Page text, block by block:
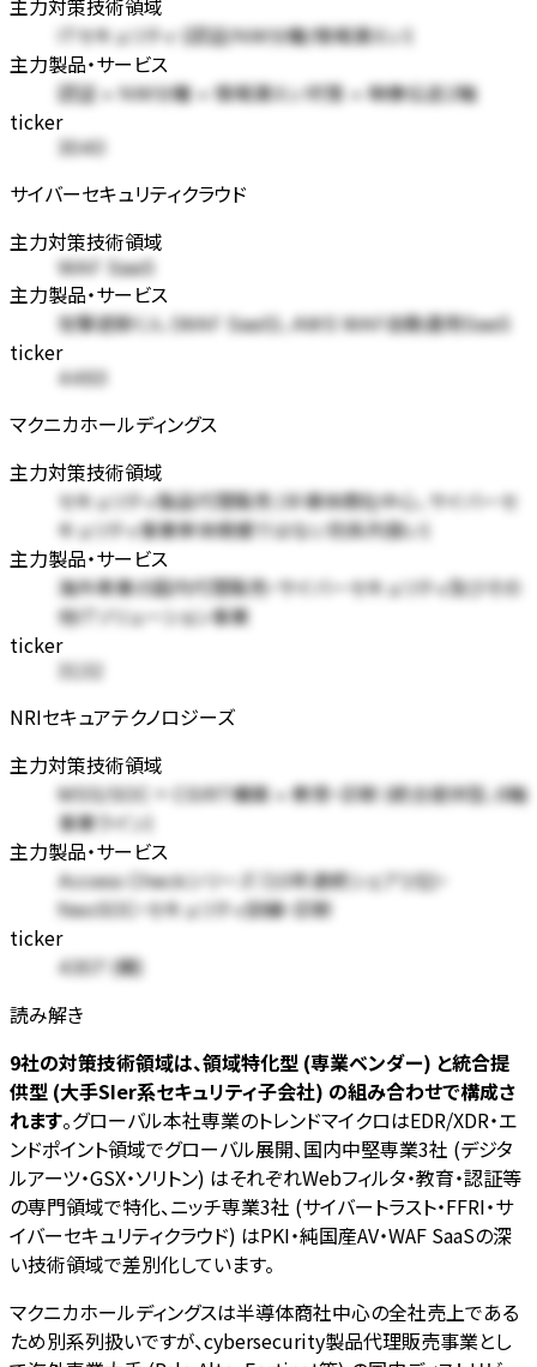
主力対策技術領域
ITセキュリティ (認証/NW分離/情報漏えい)
主力製品・サービス
認証 + NW分離 + 情報漏えい対策 + 映像伝送2軸
ticker
3040
サイバーセキュリティクラウド
主力対策技術領域
WAF SaaS
主力製品・サービス
攻撃遮断くん (WAF SaaS)、AWS WAF自動運用SaaS
ticker
4493
マクニカホールディングス
主力対策技術領域
セキュリティ製品代理販売 (半導体商社中心、サイバーセ
キュリティ事業単体規模ではない別系列扱い)
主力製品・サービス
海外専業の国内代理販売・サイバーセキュリティ及びその
他ITソリューション事業
ticker
3132
NRIセキュアテクノロジーズ
主力対策技術領域
MSS/SOC + CSIRT構築 + 教育・診断 (統合提供型、6軸
事業ライン)
主力製品・サービス
Access Checkシリーズ (10年連続シェア1位)・
NeoSOC・セキュリティ訓練・診断
ticker
4307 (親)
読み解き
9社の対策技術領域は、領域特化型 (専業ベンダー) と統合提
供型 (大手SIer系セキュリティ子会社) の組み合わせで構成さ
れます。グローバル本社専業のトレンドマイクロはEDR/XDR・エ
ンドポイント領域でグローバル展開、国内中堅専業3社 (デジタ
ルアーツ・GSX・ソリトン) はそれぞれWebフィルタ・教育・認証等
の専門領域で特化、ニッチ専業3社 (サイバートラスト・FFRI・サ
イバーセキュリティクラウド) はPKI・純国産AV・WAF SaaSの深
い技術領域で差別化しています。
マクニカホールディングスは半導体商社中心の全社売上である
ため別系列扱いですが、cybersecurity製品代理販売事業とし